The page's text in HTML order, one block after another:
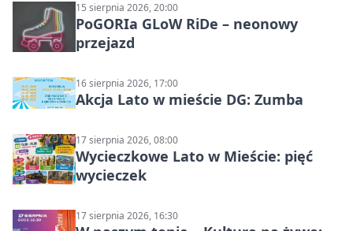
15 sierpnia 2026, 20:00
PoGORIa GLoW RiDe – neonowy
przejazd
16 sierpnia 2026, 17:00
Akcja Lato w mieście DG: Zumba
17 sierpnia 2026, 08:00
Wycieczkowe Lato w Mieście: pięć
wycieczek
17 sierpnia 2026, 16:30